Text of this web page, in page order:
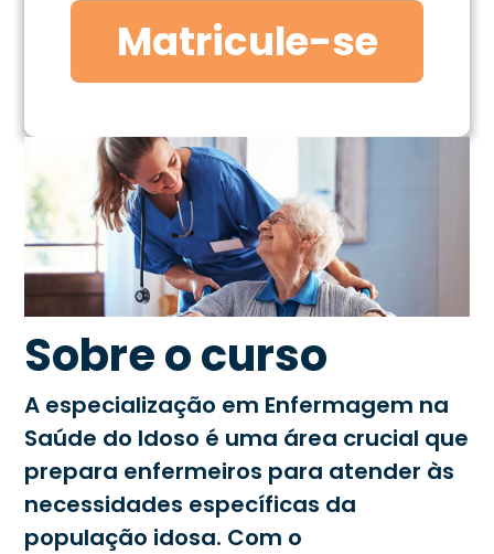
Sobre o curso
A especialização em Enfermagem na
Saúde do Idoso é uma área crucial que
prepara enfermeiros para atender às
necessidades específicas da
população idosa. Com o
Matricule-se